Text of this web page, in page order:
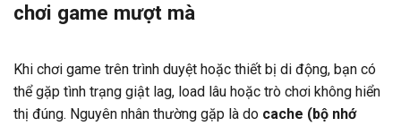
chơi game mượt mà
Khi chơi game trên trình duyệt hoặc thiết bị di động, bạn có
thể gặp tình trạng giật lag, load lâu hoặc trò chơi không hiển
thị đúng. Nguyên nhân thường gặp là do cache (bộ nhớ